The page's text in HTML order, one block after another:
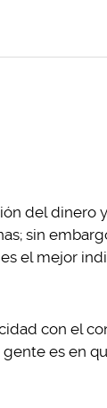
del dinero
sin
el mejor
con el
es en